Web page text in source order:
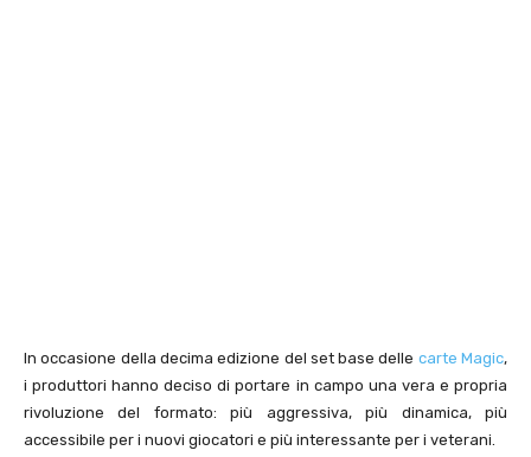
In occasione della decima edizione del set base delle carte Magic,
i produttori hanno deciso di portare in campo una vera e propria
rivoluzione del formato: più aggressiva, più dinamica, più
accessibile per i nuovi giocatori e più interessante per i veterani.